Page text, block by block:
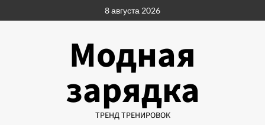
к
8 августа 2026
Модная
зарядка
ТРЕНД ТРЕНИРОВОК